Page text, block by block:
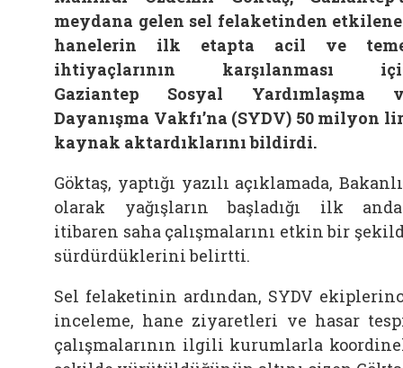
meydana gelen sel felaketinden
hanelerin ilk etapta acil ve
ihtiyaçlarının karşılanması
Gaziantep Sosyal Yardımlaşma
Dayanışma Vakfı’na (SYDV) 50 milyon
kaynak aktardıklarını bildirdi.
Göktaş, yaptığı yazılı açıklamada,
olarak yağışların başladığı ilk
itibaren saha çalışmalarını etkin bir
sürdürdüklerini belirtti.
Sel felaketinin ardından, SYDV
inceleme, hane ziyaretleri ve hasar
çalışmalarının ilgili kurumlarla